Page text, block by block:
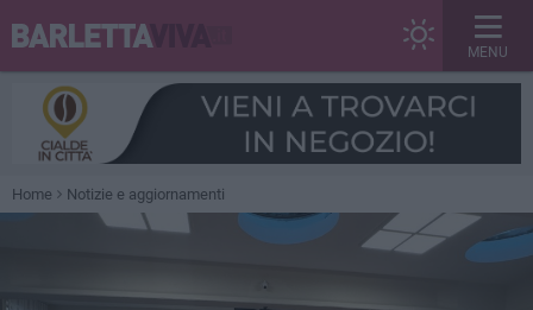
MENU
Home Notizie e aggiornamenti